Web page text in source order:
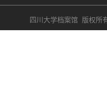
四川大学档案馆 版权所